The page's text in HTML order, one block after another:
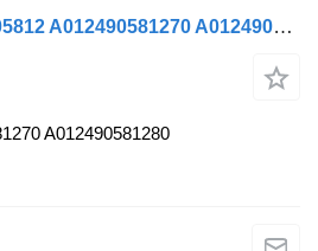
Catalizzatore A0124905812 A012490581270 A012490581280 per trattore stradale Mercedes-Benz Euro 6
A012490581280